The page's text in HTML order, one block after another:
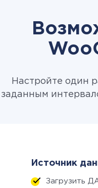
Настройте один
Источник
Загрузить